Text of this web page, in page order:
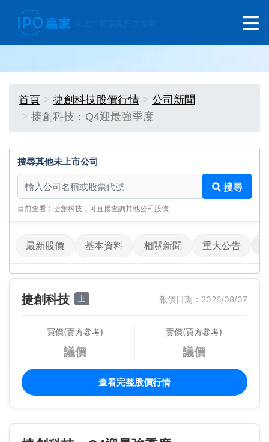
首頁 捷創科技股價行情
公司新聞
捷創科技：Q4迎最強季度
搜尋其他未上市公司
搜尋其他未上市公司
搜尋
目前查看：捷創科技，可直接查詢其他公司股價
最新股價 基本資料 相關新聞 重大公告
捷創科技 上 報價日期：2026/08/07
買價(賣方參考)
議價
賣價(買方參考)
議價
查看完整股價行情